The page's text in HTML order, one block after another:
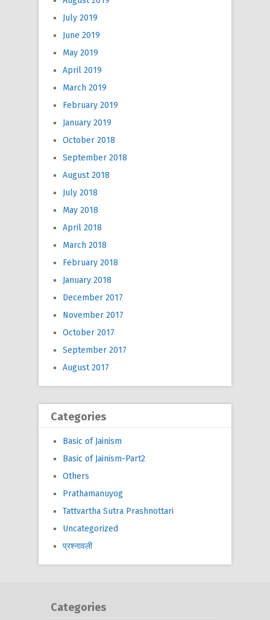
July 2019
June 2019
May 2019
April 2019
March 2019
February 2019
January 2019
October 2018
September 2018
August 2018
July 2018
May 2018
April 2018
March 2018
February 2018
January 2018
December 2017
November 2017
October 2017
September 2017
August 2017
Categories
Basic of Jainism
Basic of Jainism-Part2
Others
Prathamanuyog
Tattvartha Sutra Prashnottari
Uncategorized
प्रश्नावली
Categories